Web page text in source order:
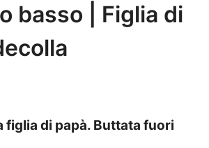
basso | Figlia di
figlia di papà. Buttata fuori